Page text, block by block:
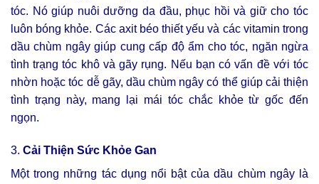
tóc. Nó giúp nuôi dưỡng da đầu, phục hồi và giữ cho tóc
luôn bóng khỏe. Các axit béo thiết yếu và các vitamin trong
dầu chùm ngây giúp cung cấp độ ẩm cho tóc, ngăn ngừa
tình trạng tóc khô và gãy rụng. Nếu bạn có vấn đề với tóc
nhờn hoặc tóc dễ gãy, dầu chùm ngây có thể giúp cải thiện
tình trạng này, mang lại mái tóc chắc khỏe từ gốc đến
ngọn.
3. Cải Thiện Sức Khỏe Gan
Một trong những tác dụng nổi bật của dầu chùm ngây là